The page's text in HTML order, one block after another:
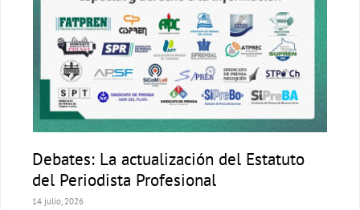
Debates: La actualización del Estatuto
del Periodista Profesional
14 julio, 2026